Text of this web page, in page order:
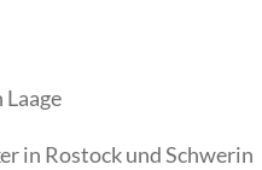
in Rostock und Schwerin